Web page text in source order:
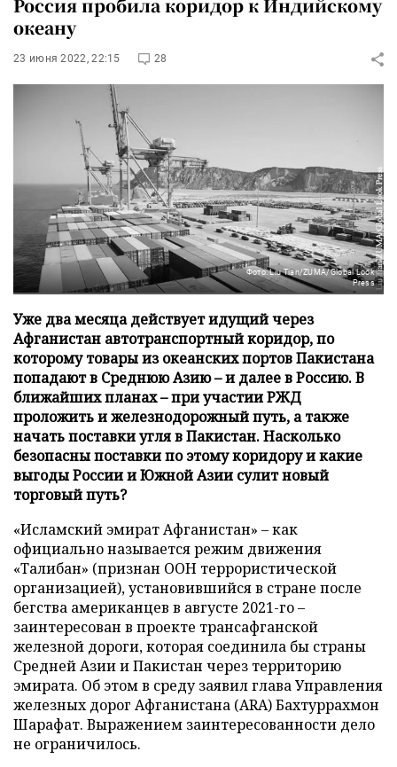
Россия пробила коридор к Индийскому
океану
23 июня 2022, 22:15 28
Фото: Liu Tian/ZUMA/Global Look
Press
Уже два месяца действует идущий через
Афганистан автотранспортный коридор, по
которому товары из океанских портов Пакистана
попадают в Среднюю Азию – и далее в Россию. В
ближайших планах – при участии РЖД
проложить и железнодорожный путь, а также
начать поставки угля в Пакистан. Насколько
безопасны поставки по этому коридору и какие
выгоды России и Южной Азии сулит новый
торговый путь?
«Исламский эмират Афганистан» – как
официально называется режим движения
«Талибан» (признан ООН террористической
организацией), установившийся в стране после
бегства американцев в августе 2021-го –
заинтересован в проекте трансафганской
железной дороги, которая соединила бы страны
Средней Азии и Пакистан через территорию
эмирата. Об этом в среду заявил глава Управления
железных дорог Афганистана (ARA) Бахтуррахмон
Шарафат. Выражением заинтересованности дело
не ограничилось.